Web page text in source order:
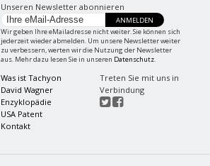
Unseren Newsletter abonnieren
ANMELDEN
Wir geben Ihre eMailadresse nicht weiter. Sie können sich
jederzeit wieder abmelden. Um unsere Newsletter weiter
zu verbessern, werten wir die Nutzung der Newsletter
aus. Mehr dazu lesen Sie in unseren Datenschutz.
Was ist Tachyon
David Wagner
Enzyklopädie
USA Patent
Kontakt
Treten Sie mit uns in
Verbindung